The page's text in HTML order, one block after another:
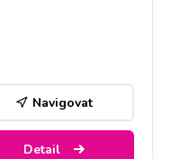
Navigovat
Detail